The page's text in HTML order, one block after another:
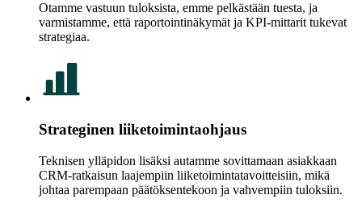
Otamme vastuun tuloksista, emme pelkästään tuesta, ja
varmistamme, että raportointinäkymät ja KPI-mittarit tukevat
strategiaa.
Strateginen liiketoimintaohjaus
Teknisen ylläpidon lisäksi autamme sovittamaan asiakkaan
CRM-ratkaisun laajempiin liiketoimintatavoitteisiin, mikä
johtaa parempaan päätöksentekoon ja vahvempiin tuloksiin.